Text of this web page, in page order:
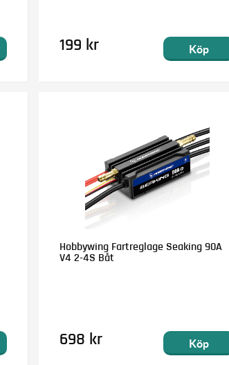
199 kr Köp
Hobbywing Fartreglage Seaking 90A
V4 2-4S Båt
698 kr Köp